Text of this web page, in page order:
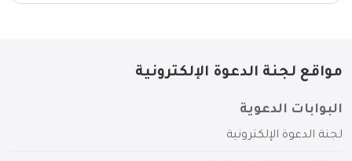
مواقع لجنة الدعوة الإلكترونية
البوابات الدعوية
لجنة الدعوة الإلكترونية